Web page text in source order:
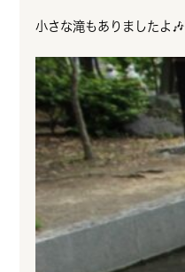
小さな滝もありましたよ🎶